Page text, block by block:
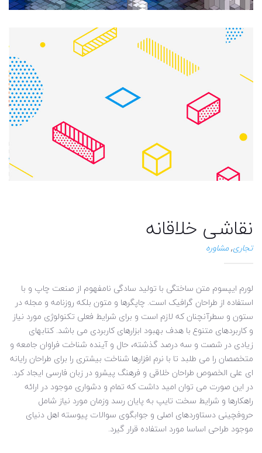
نقاشی خلاقانه
تجاری,مشاوره
لورم ایپسوم متن ساختگی با تولید سادگی نامفهوم از صنعت چاپ و با
استفاده از طراحان گرافیک است. چاپگرها و متون بلکه روزنامه و مجله در
ستون و سطرآنچنان که لازم است و برای شرایط فعلی تکنولوژی مورد نیاز
و کاربردهای متنوع با هدف بهبود ابزارهای کاربردی می باشد. کتابهای
زیادی در شصت و سه درصد گذشته، حال و آینده شناخت فراوان جامعه و
متخصصان را می طلبد تا با نرم افزارها شناخت بیشتری را برای طراحان رایانه
ای علی الخصوص طراحان خلاقی و فرهنگ پیشرو در زبان فارسی ایجاد کرد.
در این صورت می توان امید داشت که تمام و دشواری موجود در ارائه
راهکارها و شرایط سخت تایپ به پایان رسد وزمان مورد نیاز شامل
حروفچینی دستاوردهای اصلی و جوابگوی سوالات پیوسته اهل دنیای
موجود طراحی اساسا مورد استفاده قرار گیرد.